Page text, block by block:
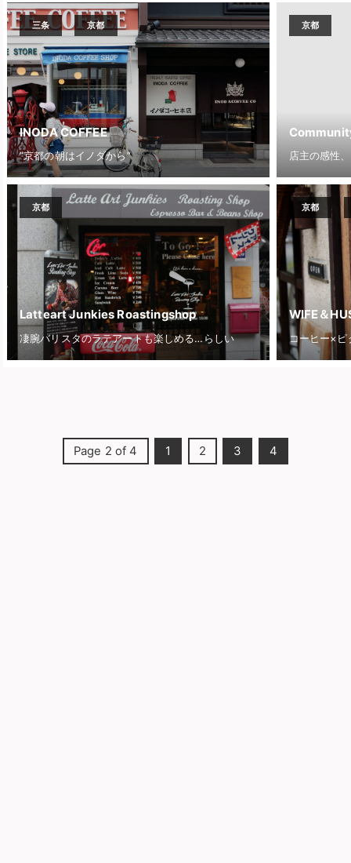
三条 京都
INODA COFFEE
”京都の朝はイノダから”
京都
店主の感性
京都
Latteart Junkies Roastingshop
凄腕バリスタのラテアートも楽しめる…らしい
京都
WIFE＆
コーヒー×ピ
Page 2 of 4 1 2 3 4